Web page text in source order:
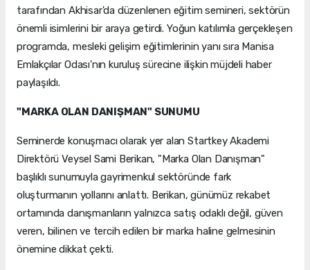
tarafından Akhisar'da düzenlenen eğitim semineri, sektörün
önemli isimlerini bir araya getirdi. Yoğun katılımla gerçekleşen
programda, mesleki gelişim eğitimlerinin yanı sıra Manisa
Emlakçılar Odası'nın kuruluş sürecine ilişkin müjdeli haber
paylaşıldı.
"MARKA OLAN DANIŞMAN" SUNUMU
Seminerde konuşmacı olarak yer alan Startkey Akademi
Direktörü Veysel Sami Berikan, "Marka Olan Danışman"
başlıklı sunumuyla gayrimenkul sektöründe fark
oluşturmanın yollarını anlattı. Berikan, günümüz rekabet
ortamında danışmanların yalnızca satış odaklı değil, güven
veren, bilinen ve tercih edilen bir marka haline gelmesinin
önemine dikkat çekti.